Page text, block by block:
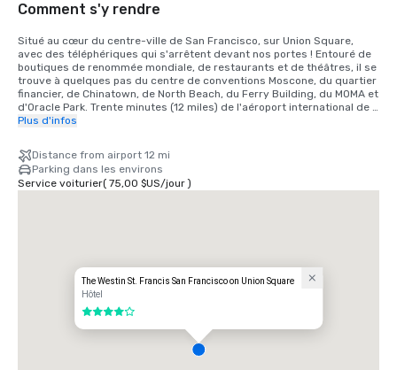
Comment s'y rendre
Situé au cœur du centre-ville de San Francisco, sur Union Square,
avec des téléphériques qui s'arrêtent devant nos portes ! Entouré de
boutiques de renommée mondiale, de restaurants et de théâtres, il se
trouve à quelques pas du centre de conventions Moscone, du quartier
financier, de Chinatown, de North Beach, du Ferry Building, du MOMA et
d'Oracle Park. Trente minutes (12 miles) de l'aéroport international de
San Francisco ; 40 minutes (15 miles SE) de l'aéroport international
INFORMATIONS SUR LES TRANSPORTS
• Des taxis sont disponibles à la station de taxis de l'aéroport ou
devant l'entrée de Powell Street. Tarif approximatif, aller simple : 50 à
• Téléphérique : les heures d'ouverture sont de 6 h à minuit. 7$ par
• BART : de Powell Street à l'aéroport d'Oakland 10,05$ par trajet ou
20,10$ aller-retour ; de Powell Street à SFO 8,95$ par trajet ou 17,90$
• Service de navette - Service sur Geary Street - Tous les services
sont disponibles sur réservation uniquement. Tarif : 17,00$ (à SFO)
Plus d'infos
Distance from airport 12 mi
Parking dans les environs
Service voiturier( 75,00 $US/jour)
The Westin St. Francis San Francisco on Union Square
Hôtel
4 sur 5